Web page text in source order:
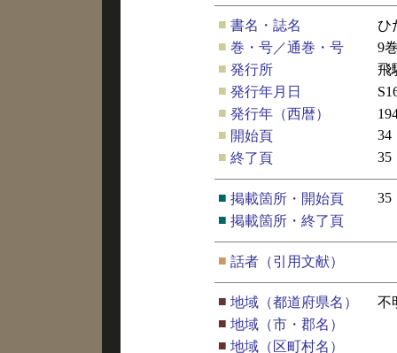
■ 書名・誌名
ひ
■ 巻・号／通巻・号
9
■ 発行所
飛
■ 発行年月日
■ 発行年（西暦）
■ 開始頁
34
■ 終了頁 35
■ 掲載箇所・開始頁
35
■ 掲載箇所・終了頁
■ 話者（引用文献）
■ 地域（都道府県名）
不
■ 地域（市・郡名）
■ 地域（区町村名）